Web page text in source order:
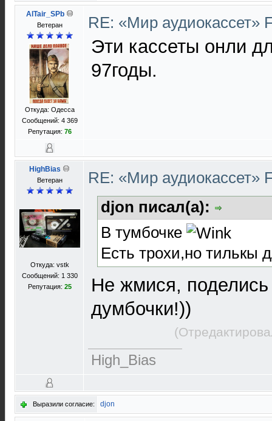
AlTair_SPb
Ветеран
Откуда: Одесса
Сообщений: 4 369
Репутация: 76
RE: «Мир аудиокассет»
Эти кассеты онли
97годы.
HighBias
Ветеран
Откуда: vstk
Сообщений: 1 330
Репутация: 25
RE: «Мир аудиокассет»
djon писал(а):
В тумбочке
Есть трохи,но тилькы
Не жмися,
думбочки!))
High_Bias
Выразили согласие: djon